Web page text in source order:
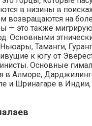
в низины в
возвращаются на
— это также
Основными
Таманги,
к югу от
Основные
в Алморе,
и Шринагаре в